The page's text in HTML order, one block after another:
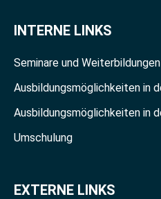
INTERNE LINKS
Seminare und Weiterbildungen
Ausbildungsmöglichkeiten in
Ausbildungsmöglichkeiten in
Umschulung
EXTERNE LINKS